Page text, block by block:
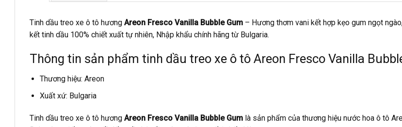
Tinh dầu treo xe ô tô hương Areon Fresco Vanilla Bubble Gum – Hương thơm vani kết hợp kẹo gum ngọt
kết tinh dầu 100% chiết xuất tự nhiên, Nhập khẩu chính hãng từ Bulgaria.
Thông tin sản phẩm tinh dầu treo xe ô tô Areon Fresco Vanilla
Thương hiệu: Areon
Xuất xứ: Bulgaria
Tinh dầu treo xe ô tô hương Areon Fresco Vanilla Bubble Gum là sản phẩm của thương hiệu nước hoa ô tô